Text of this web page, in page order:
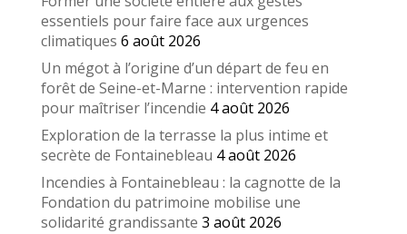
essentiels pour faire face aux urgences
climatiques 6 août 2026
Un mégot à l’origine d’un départ de feu en
forêt de Seine-et-Marne : intervention rapide
pour maîtriser l’incendie 4 août 2026
Exploration de la terrasse la plus intime et
secrète de Fontainebleau 4 août 2026
Incendies à Fontainebleau : la cagnotte de la
Fondation du patrimoine mobilise une
solidarité grandissante 3 août 2026